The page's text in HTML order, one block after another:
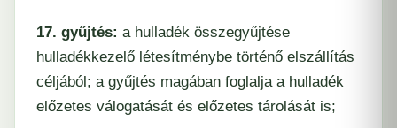
17. gyűjtés: a hulladék összegyűjtése
hulladékkezelő létesítménybe történő elszállítás
céljából; a gyűjtés magában foglalja a hulladék
előzetes válogatását és előzetes tárolását is;